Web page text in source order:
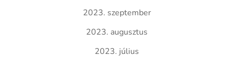
2023. szeptember
2023. augusztus
2023. július